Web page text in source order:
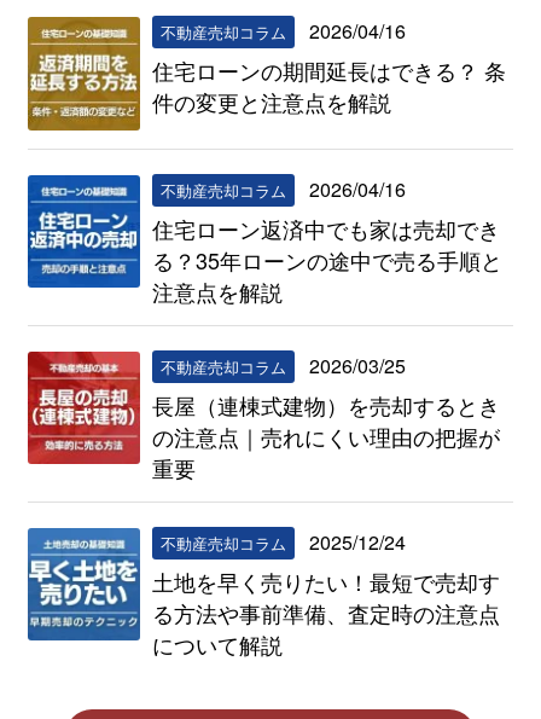
不動産売却コラム 2026/04/16
住宅ローンの期間延長はできる？ 条
件の変更と注意点を解説
不動産売却コラム 2026/04/16
住宅ローン返済中でも家は売却でき
る？35年ローンの途中で売る手順と
注意点を解説
不動産売却コラム 2026/03/25
長屋（連棟式建物）を売却するとき
の注意点｜売れにくい理由の把握が
重要
不動産売却コラム 2025/12/24
土地を早く売りたい！最短で売却す
る方法や事前準備、査定時の注意点
について解説